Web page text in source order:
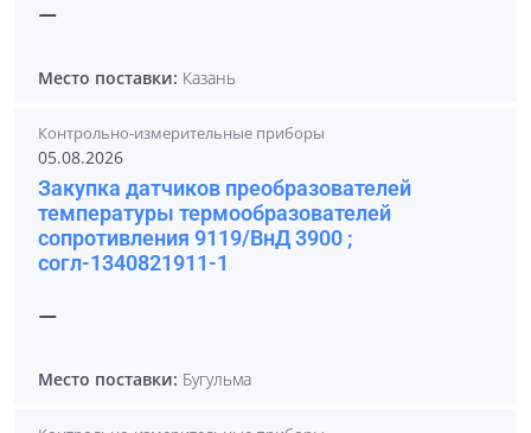
—
Место поставки: Казань
Контрольно-измерительные приборы
05.08.2026
Закупка датчиков преобразователей
температуры термообразователей
сопротивления 9119/ВнД 3900 ;
согл-1340821911-1
—
Место поставки: Бугульма